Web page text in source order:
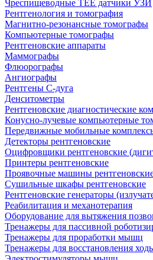
Чреспищеводные TEE датчики УЗИ
Рентгенология и томография
Магнитно-резонансные томографы
Компьютерные томографы
Рентгеновские аппараты
Маммографы
Флюорографы
Ангиографы
Рентгены С-дуга
Денситометры
Рентгеновские диагностические
Конусно-лучевые компьютерные
Передвижные мобильные
Детекторы рентгеновские
Оцифровщики рентгеновские
Принтеры рентгеновские
Проявочные машины
Сушильные шкафы рентгеновские
Рентгеновские генераторы
Реабилитация и механотерапия
Оборудование для вытяжения
Тренажеры для пассивной
Тренажеры для проработки мышц
Тренажеры для восстановления